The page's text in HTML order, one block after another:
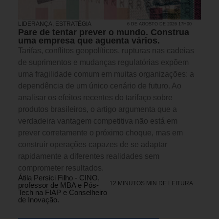
LIDERANÇA, ESTRATÉGIA 6 DE AGOSTO DE 2026 17H00
Pare de tentar prever o mundo. Construa
uma empresa que aguenta vários.
Tarifas, conflitos geopolíticos, rupturas nas cadeias
de suprimentos e mudanças regulatórias expõem
uma fragilidade comum em muitas organizações: a
dependência de um único cenário de futuro. Ao
analisar os efeitos recentes do tarifaço sobre
produtos brasileiros, o artigo argumenta que a
verdadeira vantagem competitiva não está em
prever corretamente o próximo choque, mas em
construir operações capazes de se adaptar
rapidamente a diferentes realidades sem
comprometer resultados.
Átila Persici Filho - CINO,
professor de MBA e Pós-
Tech na FIAP e Conselheiro
de Inovação.
12 MINUTOS MIN DE LEITURA